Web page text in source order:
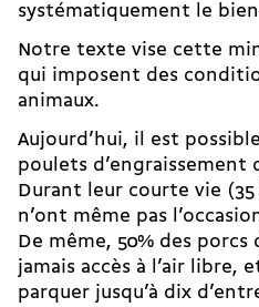
systématiquement le
Notre texte vise cette
qui imposent des
animaux.
Aujourd’hui, il est
poulets d’engraissement
Durant leur courte vie
n’ont même pas
De même, 50% des porcs
jamais accès à l’air libre,
parquer jusqu’à dix